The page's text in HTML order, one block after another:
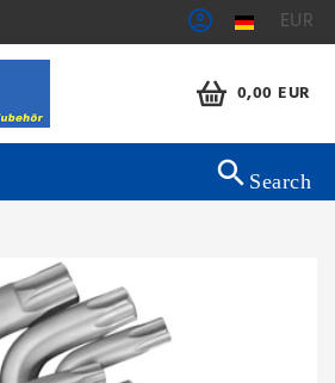
EUR
0,00 EUR
Search